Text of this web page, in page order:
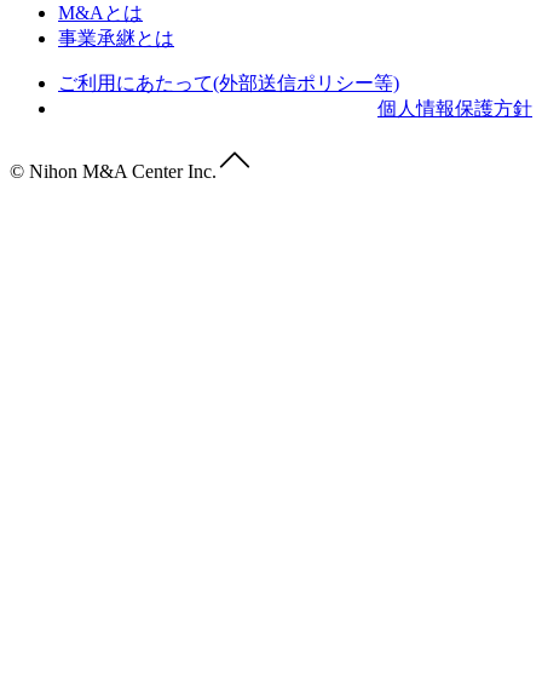
M&Aとは
事業承継とは
ご利用にあたって(外部送信ポリシー等)
個人情報保護方針
© Nihon M&A Center Inc.